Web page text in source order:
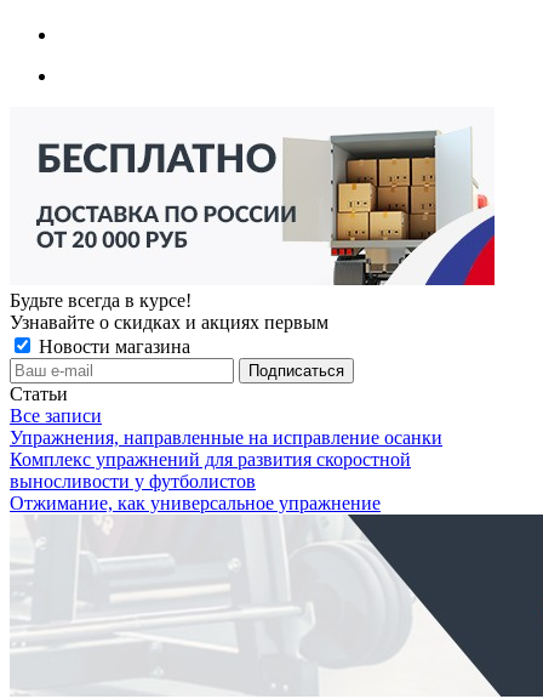
Будьте всегда в курсе!
Узнавайте о скидках и акциях первым
Новости магазина
Статьи
Все записи
Упражнения, направленные на исправление осанки
Комплекс упражнений для развития скоростной
выносливости у футболистов
Отжимание, как универсальное упражнение